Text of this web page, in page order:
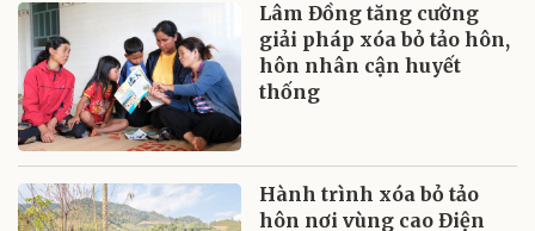
Lâm Đồng tăng cường
giải pháp xóa bỏ tảo hôn,
hôn nhân cận huyết
thống
Hành trình xóa bỏ tảo
hôn nơi vùng cao Điện